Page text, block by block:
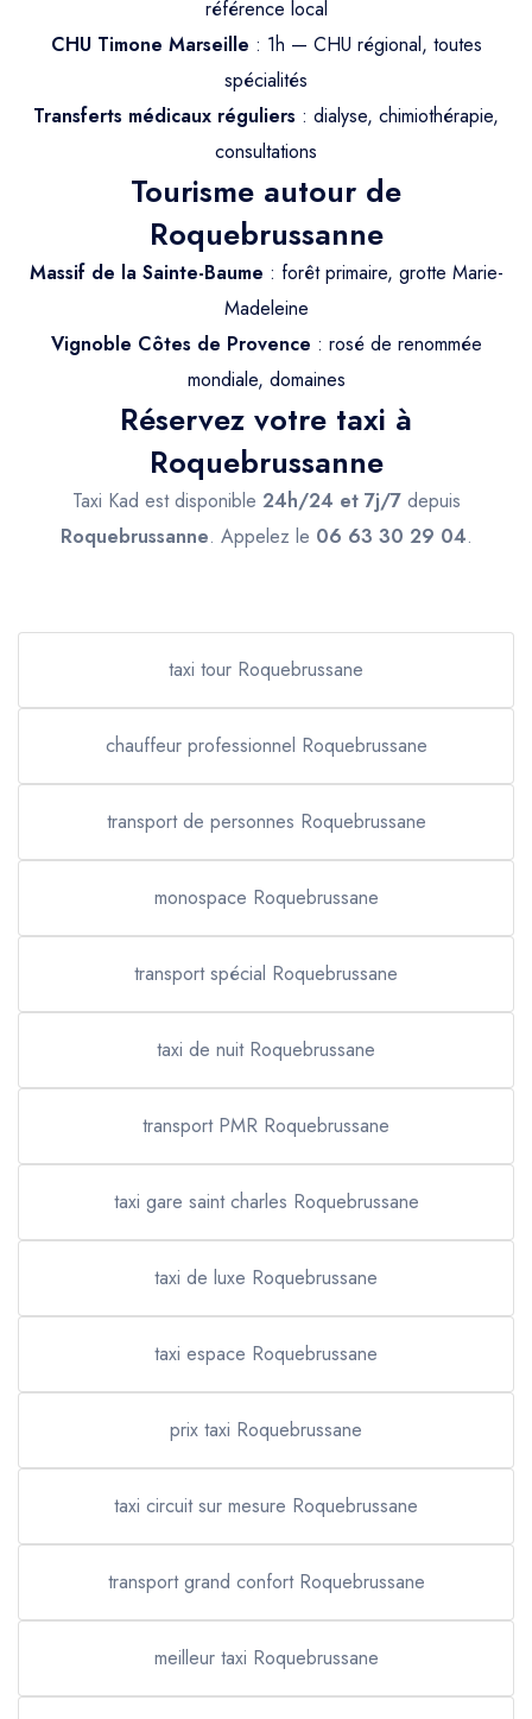
référence local
CHU Timone Marseille : 1h — CHU régional, toutes
spécialités
Transferts médicaux réguliers : dialyse, chimiothérapie,
consultations
Tourisme autour de
Roquebrussanne
Massif de la Sainte-Baume : forêt primaire, grotte Marie-
Madeleine
Vignoble Côtes de Provence : rosé de renommée
mondiale, domaines
Réservez votre taxi à
Roquebrussanne
Taxi Kad est disponible 24h/24 et 7j/7depuis
Roquebrussanne. Appelez le 06 63 30 29 04.
taxi tour Roquebrussane
chauffeur professionnel Roquebrussane
transport de personnes Roquebrussane
monospace Roquebrussane
transport spécial Roquebrussane
taxi de nuit Roquebrussane
transport PMR Roquebrussane
taxi gare saint charles Roquebrussane
taxi de luxe Roquebrussane
taxi espace Roquebrussane
prix taxi Roquebrussane
taxi circuit sur mesure Roquebrussane
transport grand confort Roquebrussane
meilleur taxi Roquebrussane